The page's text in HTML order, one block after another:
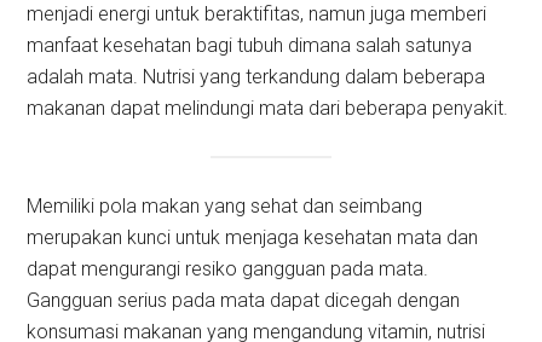
menjadi energi untuk beraktifitas, namun juga memberi
manfaat kesehatan bagi tubuh dimana salah satunya
adalah mata. Nutrisi yang terkandung dalam beberapa
makanan dapat melindungi mata dari beberapa penyakit.
Memiliki pola makan yang sehat dan seimbang
merupakan kunci untuk menjaga kesehatan mata dan
dapat mengurangi resiko gangguan pada mata.
Gangguan serius pada mata dapat dicegah dengan
konsumasi makanan yang mengandung vitamin, nutrisi